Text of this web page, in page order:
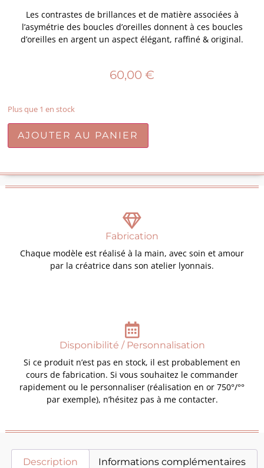
Les contrastes de brillances et de matière associées à
l’asymétrie des boucles d’oreilles donnent à ces boucles
d’oreilles en argent un aspect élégant, raffiné & original.
60,00 €
Plus que 1 en stock
AJOUTER AU PANIER
Fabrication
Chaque modèle est réalisé à la main, avec soin et amour
par la créatrice dans son atelier lyonnais.
Disponibilité / Personnalisation
Si ce produit n’est pas en stock, il est probablement en
cours de fabrication. Si vous souhaitez le commander
rapidement ou le personnaliser (réalisation en or 750°/°°
par exemple), n’hésitez pas à me contacter.
Description Informations complémentaires